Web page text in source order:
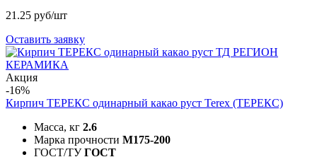
21.25 руб/шт
Оставить заявку
Акция
-16%
Кирпич ТЕРЕКС одинарный какао руст Terex (ТЕРЕКС)
Масса, кг 2.6
Марка прочности M175-200
ГОСТ/ТУ ГОСТ